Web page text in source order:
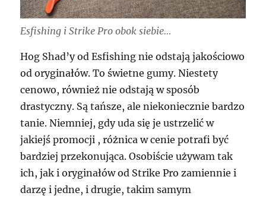
Esfishing i Strike Pro obok siebie…
Hog Shad’y od Esfishing nie odstają jakościowo
od oryginałów. To świetne gumy. Niestety
cenowo, również nie odstają w sposób
drastyczny. Są tańsze, ale niekoniecznie bardzo
tanie. Niemniej, gdy uda się je ustrzelić w
jakiejś promocji , różnica w cenie potrafi być
bardziej przekonująca. Osobiście używam tak
ich, jak i oryginałów od Strike Pro zamiennie i
darzę i jedne, i drugie, takim samym